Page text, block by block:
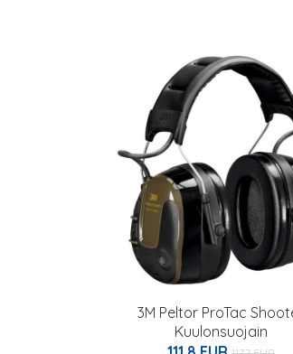
3M Peltor ProTac
Kuulonsuojain